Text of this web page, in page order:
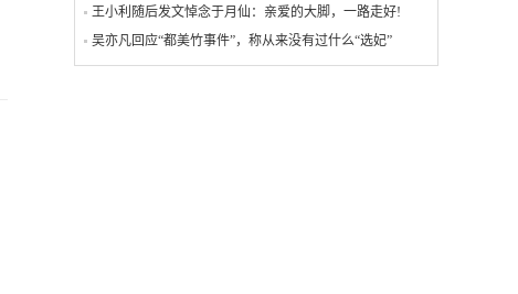
王小利随后发文悼念于月仙：亲爱的大脚，一路走好!
吴亦凡回应“都美竹事件”，称从来没有过什么“选妃”